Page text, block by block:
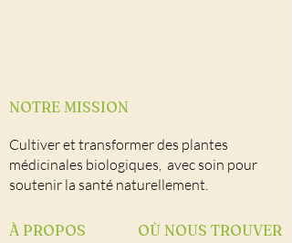
NOTRE MISSION
Cultiver et transformer des plantes
médicinales biologiques, avec soin pour
soutenir la santé naturellement.
À PROPOS OÙ NOUS TROUVER